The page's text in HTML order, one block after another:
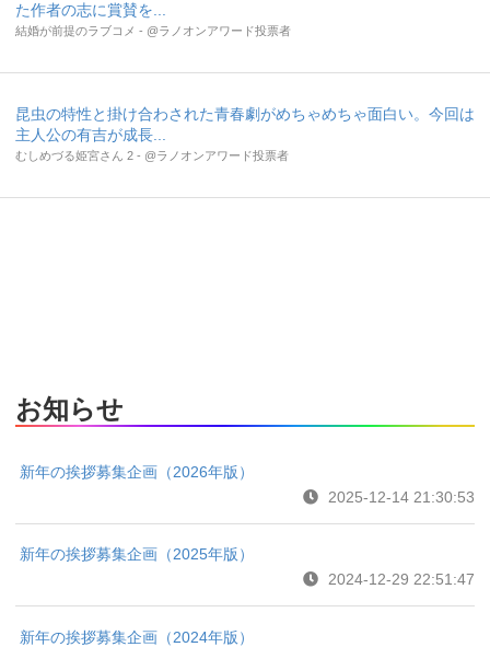
た作者の志に賞賛を...
結婚が前提のラブコメ - @ラノオンアワード投票者
昆虫の特性と掛け合わされた青春劇がめちゃめちゃ面白い。今回は
主人公の有吉が成長...
むしめづる姫宮さん 2 - @ラノオンアワード投票者
お知らせ
新年の挨拶募集企画（2026年版）
2025-12-14 21:30:53
新年の挨拶募集企画（2025年版）
2024-12-29 22:51:47
新年の挨拶募集企画（2024年版）